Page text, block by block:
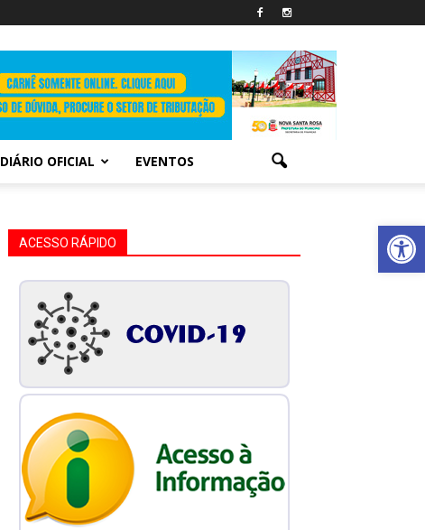
Abrir
DIÁRIO OFICIAL EVENTOS
ACESSO RÁPIDO